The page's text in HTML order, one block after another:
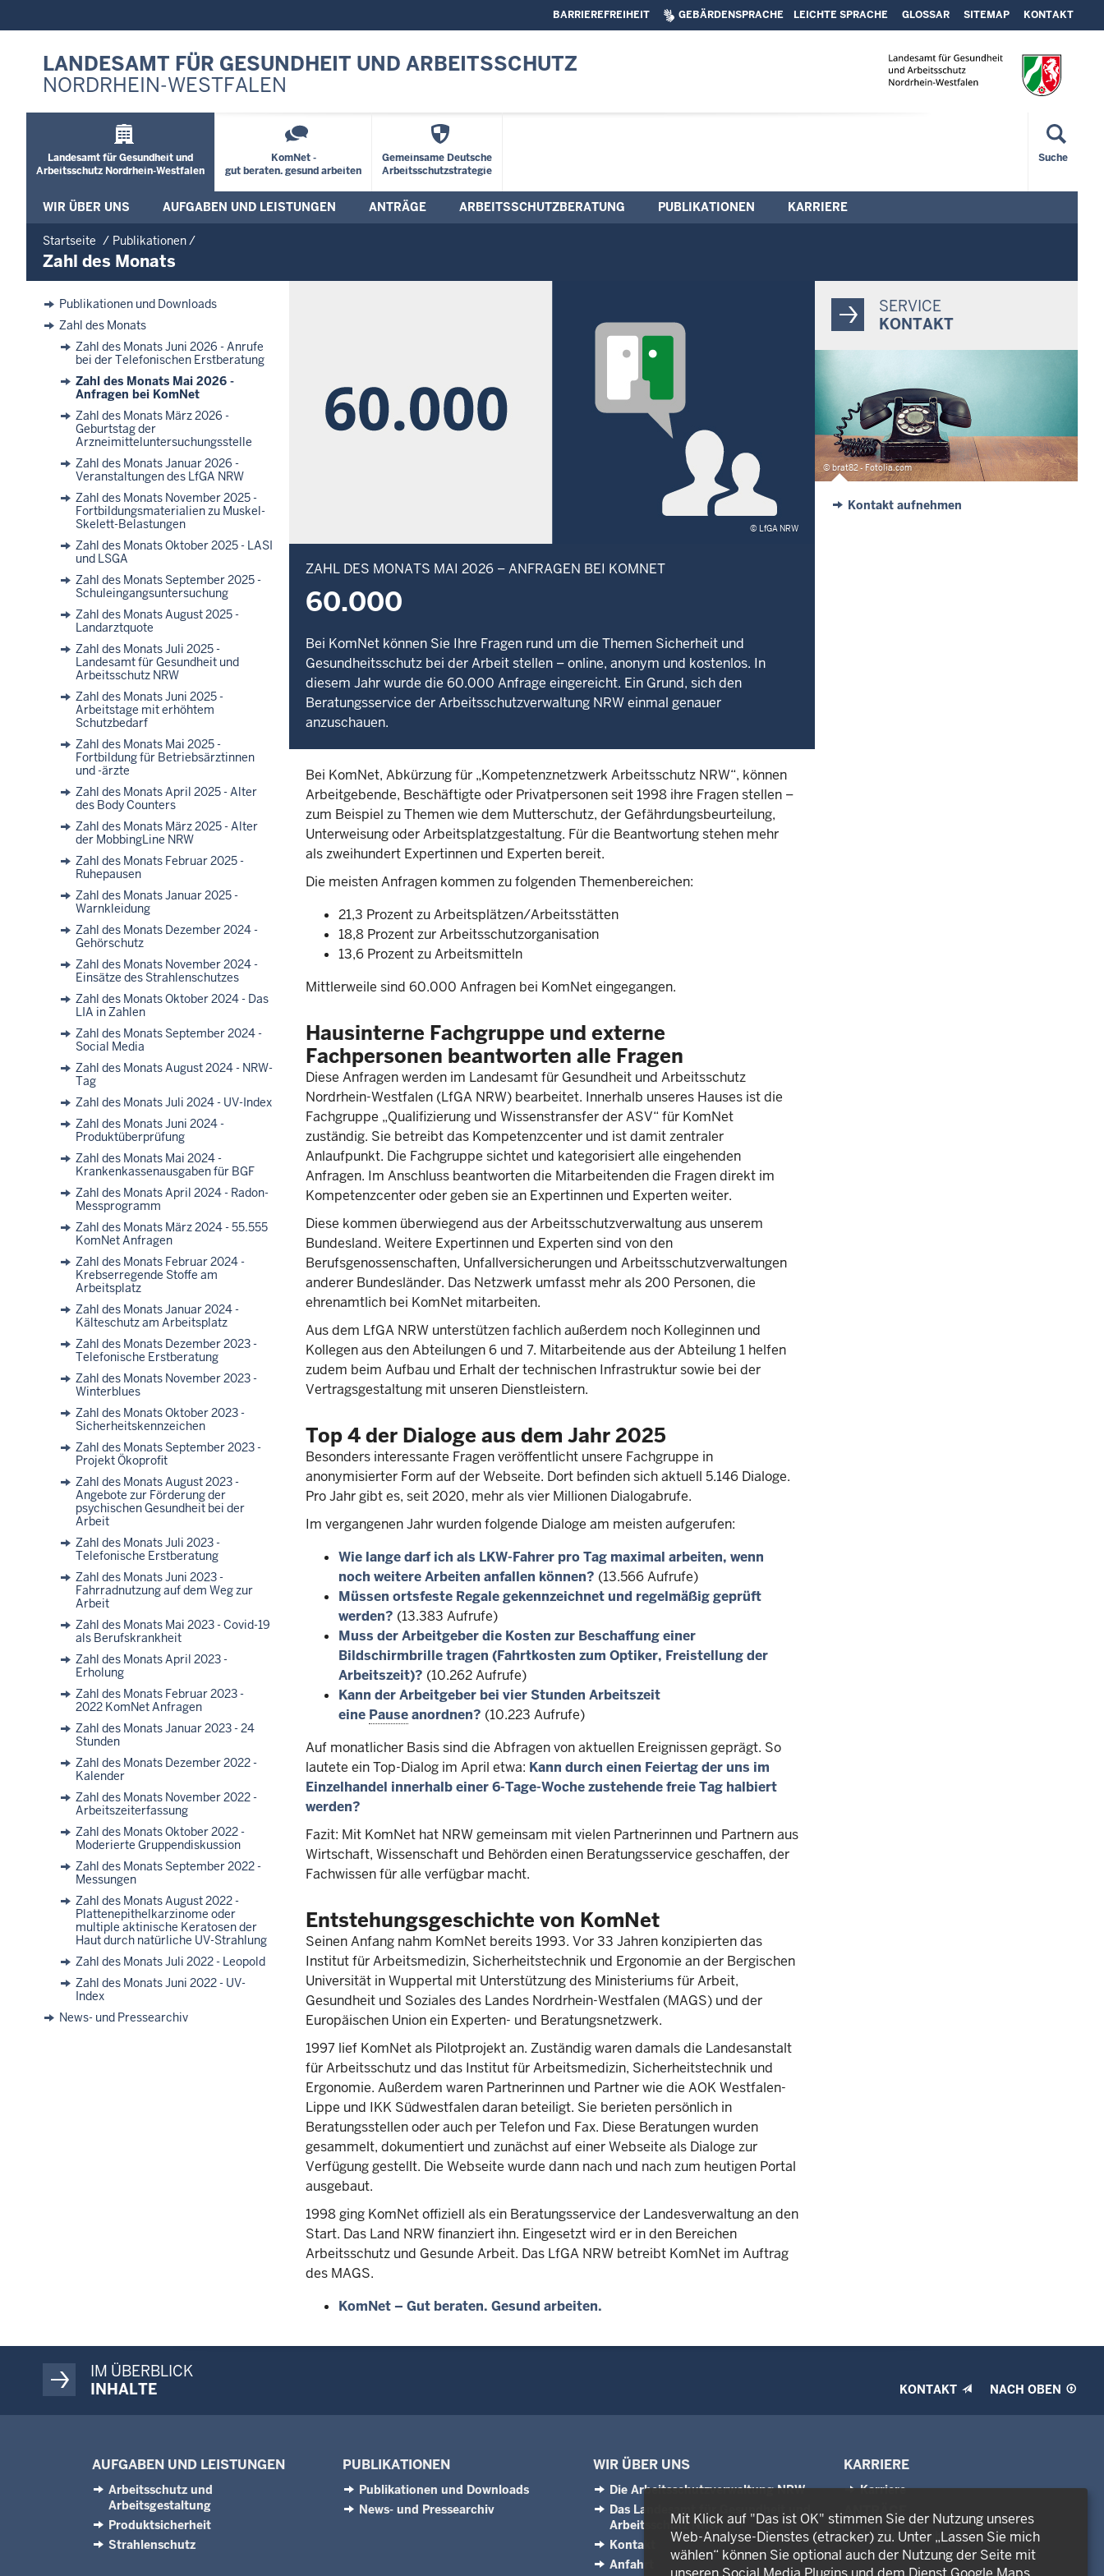
BARRIEREFREIHEIT GEBÄRDENSPRACHE LEICHTE SPRACHE GLOSSAR SITEMAP KONTAKT
LANDESAMT FÜR GESUNDHEIT UND ARBEITSSCHUTZ
NORDRHEIN-WESTFALEN
Landesamt für Gesundheit und
Arbeitsschutz Nordrhein-Westfalen
KomNet -
gut beraten. gesund arbeiten
Gemeinsame Deutsche
Arbeitsschutzstrategie
Suche
WIR ÜBER UNS AUFGABEN UND LEISTUNGEN ANTRÄGE ARBEITSSCHUTZBERATUNG PUBLIKATIONEN KARRIERE
Startseite Publikationen
Zahl des Monats
Publikationen und Downloads
Zahl des Monats
Zahl des Monats Juni 2026 - Anrufe
bei der Telefonischen Erstberatung
Sie
sind
Zahl des Monats Mai 2026 -
Anfragen bei KomNet
Zahl des Monats März 2026 -
Geburtstag der
Arzneimitteluntersuchungsstelle
Zahl des Monats Januar 2026 -
Veranstaltungen des LfGA NRW
Zahl des Monats November 2025 -
Fortbildungsmaterialien zu Muskel-
Skelett-Belastungen
Zahl des Monats Oktober 2025 - LASI
und LSGA
Zahl des Monats September 2025 -
Schuleingangsuntersuchung
Zahl des Monats August 2025 -
Landarztquote
Zahl des Monats Juli 2025 -
Landesamt für Gesundheit und
Arbeitsschutz NRW
Zahl des Monats Juni 2025 -
Arbeitstage mit erhöhtem
Schutzbedarf
Zahl des Monats Mai 2025 -
Fortbildung für Betriebsärztinnen
und -ärzte
Zahl des Monats April 2025 - Alter
des Body Counters
Zahl des Monats März 2025 - Alter
der MobbingLine NRW
Zahl des Monats Februar 2025 -
Ruhepausen
Zahl des Monats Januar 2025 -
Warnkleidung
Zahl des Monats Dezember 2024 -
Gehörschutz
Zahl des Monats November 2024 -
Einsätze des Strahlenschutzes
Zahl des Monats Oktober 2024 - Das
LIA in Zahlen
Zahl des Monats September 2024 -
Social Media
Zahl des Monats August 2024 - NRW-
Tag
Zahl des Monats Juli 2024 - UV-Index
Zahl des Monats Juni 2024 -
Produktüberprüfung
Zahl des Monats Mai 2024 -
Krankenkassenausgaben für BGF
Zahl des Monats April 2024 - Radon-
Messprogramm
Zahl des Monats März 2024 - 55.555
KomNet Anfragen
Zahl des Monats Februar 2024 -
Krebserregende Stoffe am
Arbeitsplatz
Zahl des Monats Januar 2024 -
Kälteschutz am Arbeitsplatz
Zahl des Monats Dezember 2023 -
Telefonische Erstberatung
Zahl des Monats November 2023 -
Winterblues
Zahl des Monats Oktober 2023 -
Sicherheitskennzeichen
Zahl des Monats September 2023 -
Projekt Ökoprofit
Zahl des Monats August 2023 -
Angebote zur Förderung der
psychischen Gesundheit bei der
Arbeit
Zahl des Monats Juli 2023 -
Telefonische Erstberatung
Zahl des Monats Juni 2023 -
Fahrradnutzung auf dem Weg zur
Arbeit
Zahl des Monats Mai 2023 - Covid-19
als Berufskrankheit
Zahl des Monats April 2023 -
Erholung
Zahl des Monats Februar 2023 -
2022 KomNet Anfragen
Zahl des Monats Januar 2023 - 24
Stunden
Zahl des Monats Dezember 2022 -
Kalender
Zahl des Monats November 2022 -
Arbeitszeiterfassung
Zahl des Monats Oktober 2022 -
Moderierte Gruppendiskussion
Zahl des Monats September 2022 -
Messungen
Zahl des Monats August 2022 -
Plattenepithelkarzinome oder
multiple aktinische Keratosen der
Haut durch natürliche UV-Strahlung
Zahl des Monats Juli 2022 - Leopold
Zahl des Monats Juni 2022 - UV-
Index
News- und Pressearchiv
© LfGA NRW
ZAHL DES MONATS MAI 2026 – ANFRAGEN BEI KOMNET
60.000
Bei KomNet können Sie Ihre Fragen rund um die Themen Sicherheit und
Gesundheitsschutz bei der Arbeit stellen – online, anonym und kostenlos. In
diesem Jahr wurde die 60.000 Anfrage eingereicht. Ein Grund, sich den
Beratungsservice der Arbeitsschutzverwaltung NRW einmal genauer
anzuschauen.
Bei KomNet, Abkürzung für „Kompetenznetzwerk Arbeitsschutz NRW“, können
Arbeitgebende, Beschäftigte oder Privatpersonen seit 1998 ihre Fragen stellen –
zum Beispiel zu Themen wie dem Mutterschutz, der Gefährdungsbeurteilung,
Unterweisung oder Arbeitsplatzgestaltung. Für die Beantwortung stehen mehr
als zweihundert Expertinnen und Experten bereit.
Die meisten Anfragen kommen zu folgenden Themenbereichen:
21,3 Prozent zu Arbeitsplätzen/Arbeitsstätten
18,8 Prozent zur Arbeitsschutzorganisation
13,6 Prozent zu Arbeitsmitteln
Mittlerweile sind 60.000 Anfragen bei KomNet eingegangen.
Hausinterne Fachgruppe und externe
Fachpersonen beantworten alle Fragen
Diese Anfragen werden im Landesamt für Gesundheit und Arbeitsschutz
Nordrhein-Westfalen (LfGA NRW) bearbeitet. Innerhalb unseres Hauses ist die
Fachgruppe „Qualifizierung und Wissenstransfer der ASV“ für KomNet
zuständig. Sie betreibt das Kompetenzcenter und ist damit zentraler
Anlaufpunkt. Die Fachgruppe sichtet und kategorisiert alle eingehenden
Anfragen. Im Anschluss beantworten die Mitarbeitenden die Fragen direkt im
Kompetenzcenter oder geben sie an Expertinnen und Experten weiter.
Diese kommen überwiegend aus der Arbeitsschutzverwaltung aus unserem
Bundesland. Weitere Expertinnen und Experten sind von den
Berufsgenossenschaften, Unfallversicherungen und Arbeitsschutzverwaltungen
anderer Bundesländer. Das Netzwerk umfasst mehr als 200 Personen, die
ehrenamtlich bei KomNet mitarbeiten.
Aus dem LfGA NRW unterstützen fachlich außerdem noch Kolleginnen und
Kollegen aus den Abteilungen 6 und 7. Mitarbeitende aus der Abteilung 1 helfen
zudem beim Aufbau und Erhalt der technischen Infrastruktur sowie bei der
Vertragsgestaltung mit unseren Dienstleistern.
Top 4 der Dialoge aus dem Jahr 2025
Besonders interessante Fragen veröffentlicht unsere Fachgruppe in
anonymisierter Form auf der Webseite. Dort befinden sich aktuell 5.146 Dialoge.
Pro Jahr gibt es, seit 2020, mehr als vier Millionen Dialogabrufe.
Im vergangenen Jahr wurden folgende Dialoge am meisten aufgerufen:
Wie lange darf ich als LKW-Fahrer pro Tag maximal arbeiten, wenn
noch weitere Arbeiten anfallen können? (13.566 Aufrufe)
Müssen ortsfeste Regale gekennzeichnet und regelmäßig geprüft
werden? (13.383 Aufrufe)
Muss der Arbeitgeber die Kosten zur Beschaffung einer
Bildschirmbrille tragen (Fahrtkosten zum Optiker, Freistellung der
Arbeitszeit)? (10.262 Aufrufe)
Kann der Arbeitgeber bei vier Stunden Arbeitszeit
eine Pauseanordnen? (10.223 Aufrufe)
Auf monatlicher Basis sind die Abfragen von aktuellen Ereignissen geprägt. So
lautete ein Top-Dialog im April etwa: Kann durch einen Feiertag der uns im
Einzelhandel innerhalb einer 6-Tage-Woche zustehende freie Tag halbiert
werden?
Fazit: Mit KomNet hat NRW gemeinsam mit vielen Partnerinnen und Partnern aus
Wirtschaft, Wissenschaft und Behörden einen Beratungsservice geschaffen, der
Fachwissen für alle verfügbar macht.
Entstehungsgeschichte von KomNet
Seinen Anfang nahm KomNet bereits 1993. Vor 33 Jahren konzipierten das
Institut für Arbeitsmedizin, Sicherheitstechnik und Ergonomie an der Bergischen
Universität in Wuppertal mit Unterstützung des Ministeriums für Arbeit,
Gesundheit und Soziales des Landes Nordrhein-Westfalen (MAGS) und der
Europäischen Union ein Experten- und Beratungsnetzwerk.
1997 lief KomNet als Pilotprojekt an. Zuständig waren damals die Landesanstalt
für Arbeitsschutz und das Institut für Arbeitsmedizin, Sicherheitstechnik und
Ergonomie. Außerdem waren Partnerinnen und Partner wie die AOK Westfalen-
Lippe und IKK Südwestfalen daran beteiligt. Sie berieten persönlich in
Beratungsstellen oder auch per Telefon und Fax. Diese Beratungen wurden
gesammelt, dokumentiert und zunächst auf einer Webseite als Dialoge zur
Verfügung gestellt. Die Webseite wurde dann nach und nach zum heutigen Portal
ausgebaut.
1998 ging KomNet offiziell als ein Beratungsservice der Landesverwaltung an den
Start. Das Land NRW finanziert ihn. Eingesetzt wird er in den Bereichen
Arbeitsschutz und Gesunde Arbeit. Das LfGA NRW betreibt KomNet im Auftrag
des MAGS.
KomNet – Gut beraten. Gesund arbeiten.
SERVICE
KONTAKT
© brat82 - Fotolia.com
Kontakt aufnehmen
IM ÜBERBLICK
INHALTE
KONTAKT NACH OBEN
AUFGABEN UND LEISTUNGEN
Arbeitsschutz und
Arbeitsgestaltung
Produktsicherheit
Strahlenschutz
PUBLIKATIONEN
Publikationen und Downloads
News- und Pressearchiv
WIR ÜBER UNS
Die Arbeitsschutzverwaltung NRW
Das Landesamt für Gesundheit und
Arbeitsschutz NRW
Kontakt
Anfahrt
KARRIERE
Karriere
ANTRÄGE
Antragsverfahren
Mit Klick auf "Das ist OK" stimmen Sie der Nutzung unseres
Web-Analyse-Dienstes (etracker) zu. Unter „Lassen Sie mich
wählen“ können Sie optional auch der Nutzung der Seite mit